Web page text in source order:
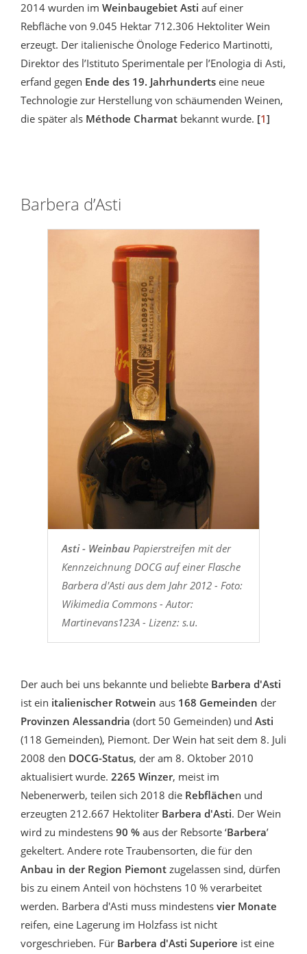
2014 wurden im Weinbaugebiet Asti auf einer
Rebfläche von 9.045 Hektar 712.306 Hektoliter Wein
erzeugt. Der italienische Önologe Federico Martinotti,
Direktor des l’Istituto Sperimentale per l’Enologia di Asti,
erfand gegen Ende des 19. Jahrhunderts eine neue
Technologie zur Herstellung von schäumenden Weinen,
die später als Méthode Charmat bekannt wurde. [1]
Barbera d’Asti
Asti - WeinbauPapierstreifen mit der
Kennzeichnung DOCG auf einer Flasche
Barbera d'Asti aus dem Jahr 2012 - Foto:
Wikimedia Commons - Autor:
Martinevans123A - Lizenz: s.u.
Der auch bei uns bekannte und beliebte Barbera d'Asti
ist ein italienischer Rotwein aus 168 Gemeinden der
Provinzen Alessandria (dort 50 Gemeinden) und Asti
(118 Gemeinden), Piemont. Der Wein hat seit dem 8. Juli
2008 den DOCG-Status, der am 8. Oktober 2010
aktualisiert wurde. 2265 Winzer, meist im
Nebenerwerb, teilen sich 2018 die Rebflächen und
erzeugten 212.667 Hektoliter Barbera d'Asti. Der Wein
wird zu mindestens 90 % aus der Rebsorte ‘Barbera’
gekeltert. Andere rote Traubensorten, die für den
Anbau in der Region Piemont zugelassen sind, dürfen
bis zu einem Anteil von höchstens 10 % verarbeitet
werden. Barbera d'Asti muss mindestens vier Monate
reifen, eine Lagerung im Holzfass ist nicht
vorgeschrieben. Für Barbera d'Asti Superiore ist eine